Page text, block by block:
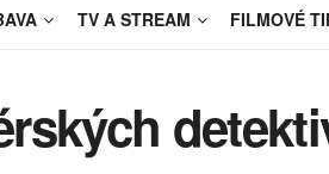
TV A STREAM FILMOVÉ